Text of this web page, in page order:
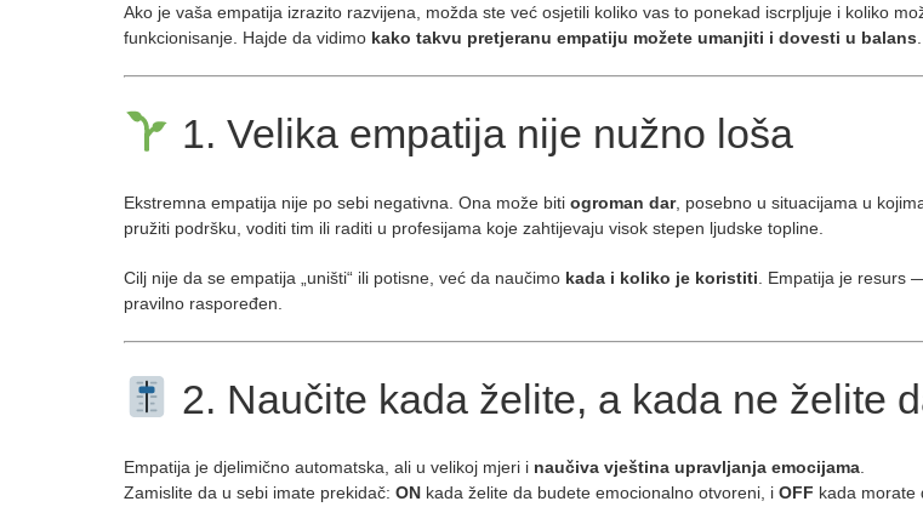
Ako je vaša empatija izrazito razvijena, možda ste već osjetili koliko vas to ponekad iscrpljuje i koliko
funkcionisanje. Hajde da vidimo kako takvu pretjeranu empatiju možete umanjiti i dovesti u balans.
1. Velika empatija nije nužno loša
Ekstremna empatija nije po sebi negativna. Ona može biti ogroman dar, posebno u situacijama u
pružiti podršku, voditi tim ili raditi u profesijama koje zahtijevaju visok stepen ljudske topline.
Cilj nije da se empatija „uništi“ ili potisne, već da naučimo kada i koliko je koristiti . Empatija je resurs
pravilno raspoređen.
2. Naučite kada želite, a kada ne želite
Empatija je djelimično automatska, ali u velikoj mjeri i naučiva vještina upravljanja emocijama.
Zamislite da u sebi imate prekidač: ON kada želite da budete emocionalno otvoreni, i OFF kada morate